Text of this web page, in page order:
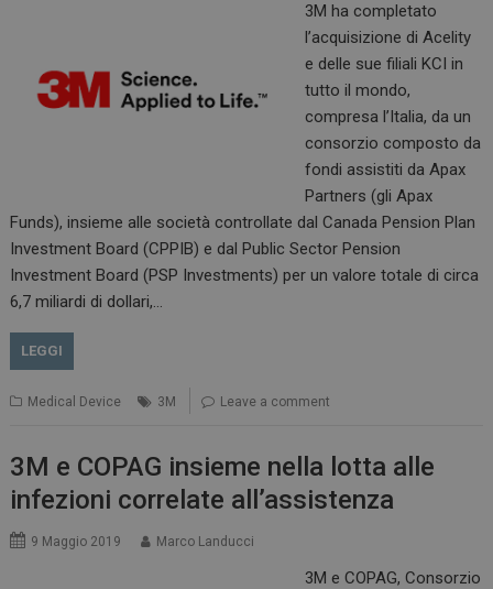
3M ha completato
l’acquisizione di Acelity
e delle sue filiali KCI in
tutto il mondo,
compresa l’Italia, da un
consorzio composto da
fondi assistiti da Apax
Partners (gli Apax
Funds), insieme alle società controllate dal Canada Pension Plan
Investment Board (CPPIB) e dal Public Sector Pension
Investment Board (PSP Investments) per un valore totale di circa
6,7 miliardi di dollari,…
LEGGI
Medical Device 3M Leave a comment
3M e COPAG insieme nella lotta alle
infezioni correlate all’assistenza
9 Maggio 2019 Marco Landucci
3M e COPAG, Consorzio